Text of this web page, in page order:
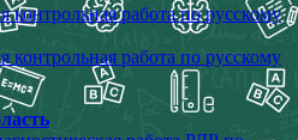
контрольная работа по русскому
контрольная работа по русскому